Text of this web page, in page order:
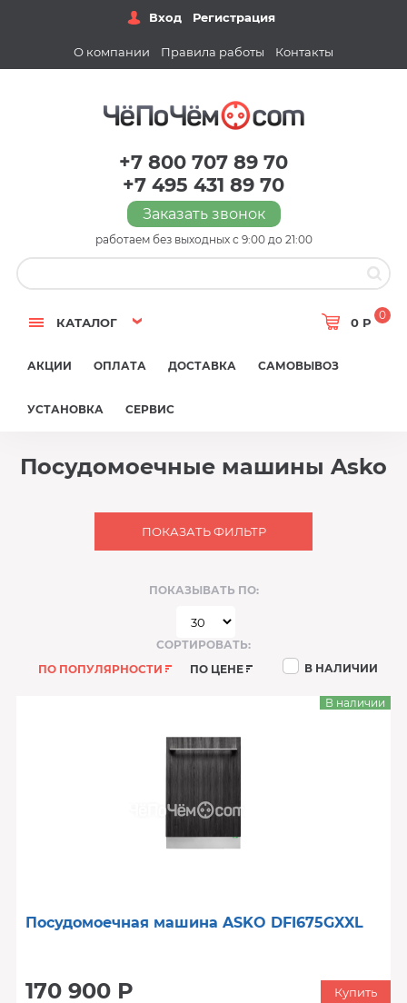
Вход Регистрация
О компании Правила работы Контакты
+7 800 707 89 70
+7 495 431 89 70
Заказать звонок
работаем без выходных с 9:00 до 21:00
КАТАЛОГ 0 Р
0
АКЦИИ ОПЛАТА ДОСТАВКА САМОВЫВОЗ
УСТАНОВКА СЕРВИС
Посудомоечные машины Asko
ПОКАЗАТЬ ФИЛЬТР
ПОКАЗЫВАТЬ ПО:
СОРТИРОВАТЬ:
ПО ПОПУЛЯРНОСТИ
ПО ЦЕНЕ В НАЛИЧИИ
Посудомоечная машина ASKO DFI675GXXL
170 900 Р
В наличии
Купить